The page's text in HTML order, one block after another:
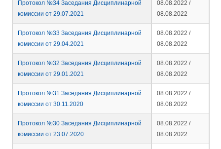
Протокол №34 Заседания Дисциплинарной
комиссии от 29.07.2021
08.08.2022 /
08.08.2022
Протокол №33 Заседания Дисциплинарной
комиссии от 29.04.2021
08.08.2022 /
08.08.2022
Протокол №32 Заседания Дисциплинарной
комиссии от 29.01.2021
08.08.2022 /
08.08.2022
Протокол №31 Заседания Дисциплинарной
комиссии от 30.11.2020
08.08.2022 /
08.08.2022
Протокол №30 Заседания Дисциплинарной
комиссии от 23.07.2020
08.08.2022 /
08.08.2022